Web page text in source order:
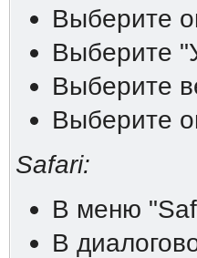
Выберите
Выберите
Выберите
Выберите
Safari:
В меню
В